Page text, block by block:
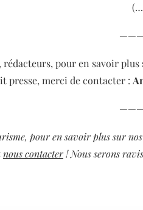
pour en savoir plus
presse, merci de contacter :
pour en savoir plus sur
nous contacter! Nous serons